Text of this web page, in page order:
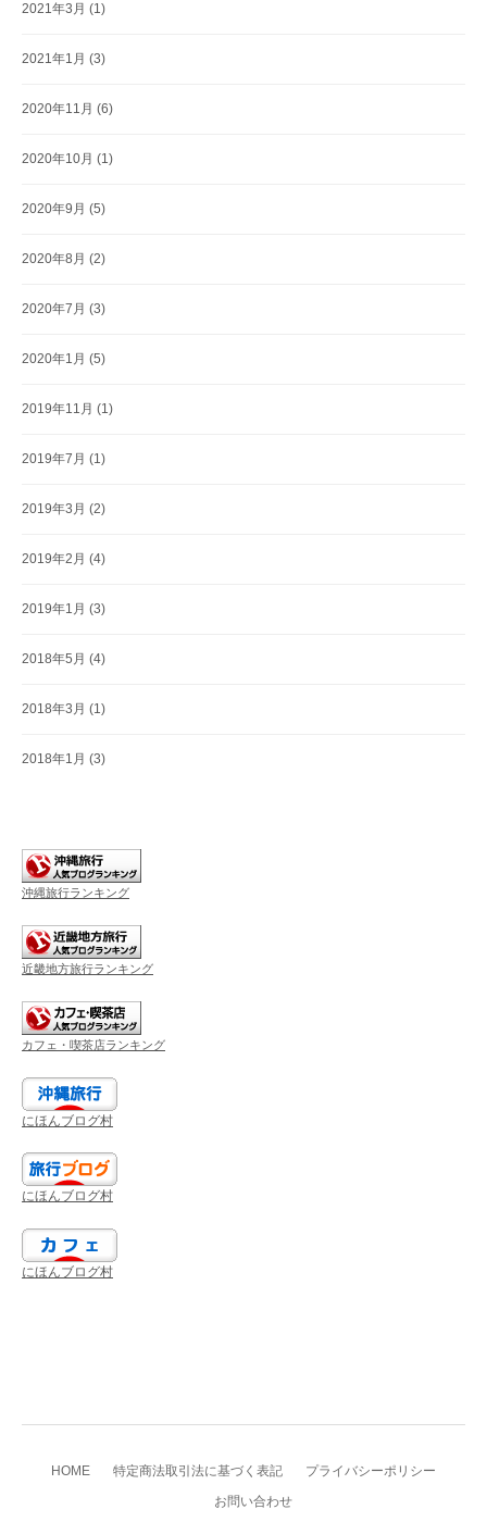
2021年3月 (1)
2021年1月 (3)
2020年11月 (6)
2020年10月 (1)
2020年9月 (5)
2020年8月 (2)
2020年7月 (3)
2020年1月 (5)
2019年11月 (1)
2019年7月 (1)
2019年3月 (2)
2019年2月 (4)
2019年1月 (3)
2018年5月 (4)
2018年3月 (1)
2018年1月 (3)
沖縄旅行ランキング
近畿地方旅行ランキング
カフェ・喫茶店ランキング
にほんブログ村
にほんブログ村
にほんブログ村
HOME 特定商法取引法に基づく表記
プライバシーポリシー
お問い合わせ